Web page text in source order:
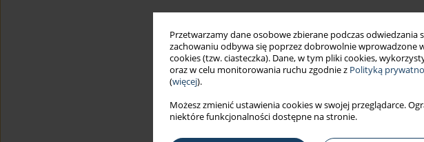
Przetwarzamy dane osobowe zbierane podczas
zachowaniu odbywa się poprzez dobrowolnie wprowadzone
cookies (tzw. ciasteczka). Dane, w tym pliki cookies,
oraz w celu monitorowania ruchu zgodnie z Polityką
(więcej).
Możesz zmienić ustawienia cookies w swojej przeglądarce.
niektóre funkcjonalności dostępne na stronie.